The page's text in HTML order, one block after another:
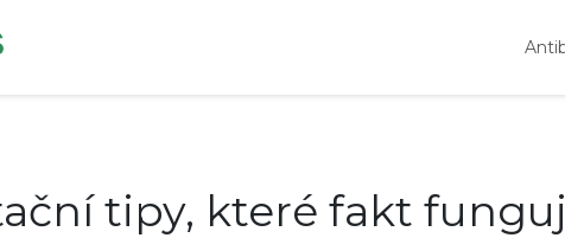
tipy, které fakt